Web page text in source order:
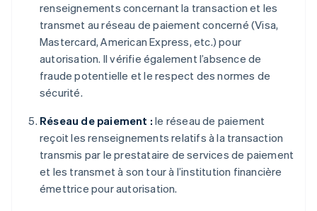
renseignements concernant la transaction et les
transmet au réseau de paiement concerné (Visa,
Mastercard, American Express, etc.) pour
autorisation. Il vérifie également l’absence de
fraude potentielle et le respect des normes de
sécurité.
Réseau de paiement : le réseau de paiement
reçoit les renseignements relatifs à la transaction
transmis par le prestataire de services de paiement
et les transmet à son tour à l’institution financière
émettrice pour autorisation.